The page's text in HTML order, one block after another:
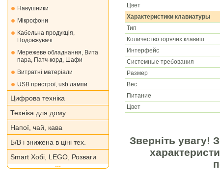
Навушники
Мікрофони
Кабельна продукція,
Подовжувачі
Мережеве обладнання, Вита
пара, Патч-корд, Шафи
Витратні матеріали
USB пристрої, usb лампи
Цифрова техніка
Техніка для дому
Напої, чай, кава
Б/В і знижена в ціні тех.
Smart Хобі, LEGO, Розваги
Цвет
Характеристики клавиатуры
Тип
Количество горячих клавиш
Интерфейс
Системные требования
Размер
Вес
Питание
Цвет
Зверніть увагу!